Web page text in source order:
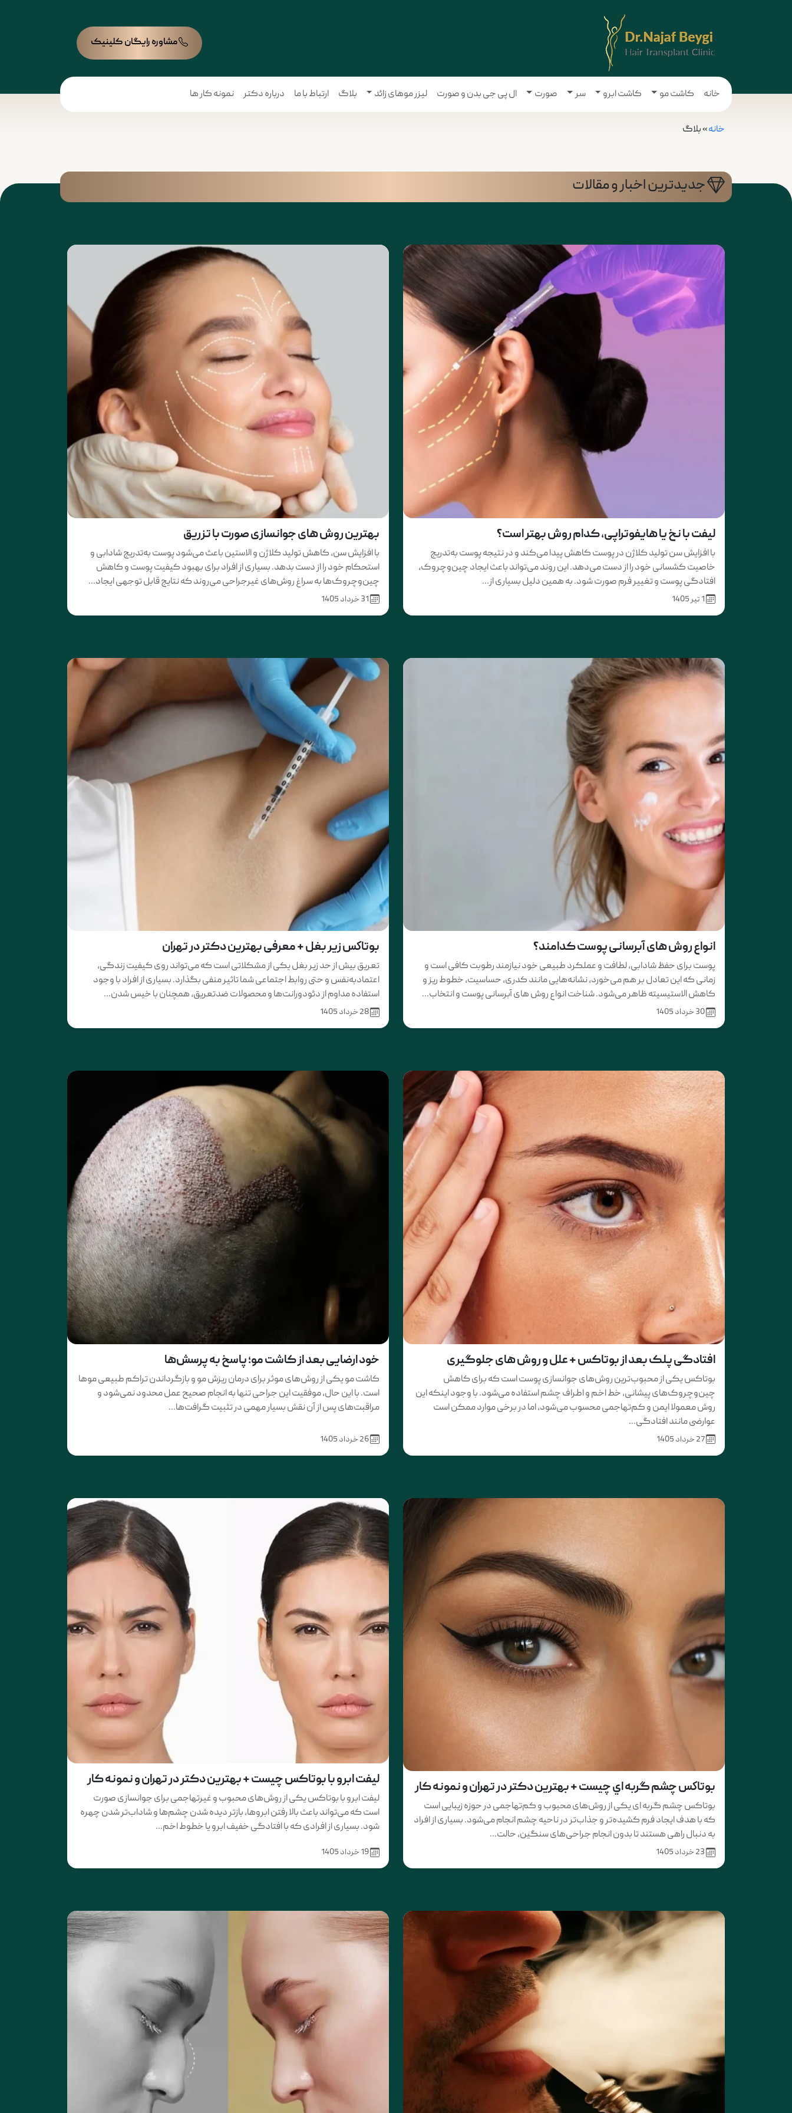
مشاوره رایگان کلینیک
خانه کاشت مو کاشت ابرو سر صورت ال پی جی بدن و صورت لیزر موهای زائد بلاگ ارتباط با ما درباره دکتر نمونه کار ها
خانه»بلاگ
جدیدترین اخبار و مقالات
لیفت با نخ یا هایفوتراپی، کدام روش بهتر است؟
با افزایش سن تولید کلاژن در پوست کاهش پیدا می‌کند و در نتیجه پوست به‌تدریج
خاصیت کشسانی خود را از دست می‌دهد. این روند می‌تواند باعث ایجاد چین‌وچروک،
افتادگی پوست و تغییر فرم صورت شود. به همین دلیل بسیاری از...
بهترین روش های جوانسازی صورت با تزریق
با افزایش سن، کاهش تولید کلاژن و الاستین باعث می‌شود پوست به‌تدریج شادابی و
استحکام خود را از دست بدهد. بسیاری از افراد برای بهبود کیفیت پوست و کاهش
چین‌وچروک‌ها به سراغ روش‌های غیرجراحی می‌روند که نتایج قابل توجهی ایجاد...
انواع روش های آبرسانی پوست کدامند؟
پوست برای حفظ شادابی، لطافت و عملکرد طبیعی خود نیازمند رطوبت کافی است و
زمانی که این تعادل بر هم می‌خورد، نشانه‌هایی مانند کدری، حساسیت، خطوط ریز و
کاهش الاستیسیته ظاهر می‌شود. شناخت انواع روش های آبرسانی پوست و انتخاب...
بوتاكس زير بغل‌ + معرفی بهترین دکتر در تهران
تعریق بیش از حد زیر بغل یکی از مشکلاتی است که می‌تواند روی کیفیت زندگی،
اعتمادبه‌نفس و حتی روابط اجتماعی شما تاثیر منفی بگذارد. بسیاری از افراد با وجود
استفاده مداوم از دئودورانت‌ها و محصولات ضدتعریق، همچنان با خیس شدن...
افتادگی پلک بعد از بوتاکس + علل و روش های جلوگیری
بوتاکس یکی از محبوب‌ترین روش‌های جوانسازی پوست است که برای کاهش
چین‌وچروک‌های پیشانی، خط اخم و اطراف چشم استفاده می‌شود. با وجود اینکه این
روش معمولا ایمن و کم‌تهاجمی محسوب می‌شود، اما در برخی موارد ممکن است
عوارضی مانند افتادگی...
خود ارضایی بعد از کاشت مو؛ پاسخ به پرسش‌ها
کاشت مو یکی از روش‌های موثر برای درمان ریزش مو و بازگرداندن تراکم طبیعی موها
است. با این حال، موفقیت این جراحی تنها به انجام صحیح عمل محدود نمی‌شود و
مراقبت‌های پس از آن نقش بسیار مهمی در تثبیت گرافت‌ها...
بوتاكس چشم گربه اي چیست + بهترین دکتر در تهران و نمونه کار
بوتاکس چشم گربه ‌ای یکی از روش‌های محبوب و کم‌تهاجمی در حوزه زیبایی است
که با هدف ایجاد فرم کشیده‌تر و جذاب‌تر در ناحیه چشم انجام می‌شود. بسیاری از افراد
به دنبال راهی هستند تا بدون انجام جراحی‌های سنگین، حالت...
لیفت ابرو با بوتاکس چیست + بهترین دکتر در تهران و نمونه کار
لیفت ابرو با بوتاکس یکی از روش‌های محبوب و غیرتهاجمی برای جوانسازی صورت
است که می‌تواند باعث بالا رفتن ابروها، بازتر دیده شدن چشم‌ها و شاداب‌تر شدن چهره
شود. بسیاری از افرادی که با افتادگی خفیف ابرو یا خطوط اخم...